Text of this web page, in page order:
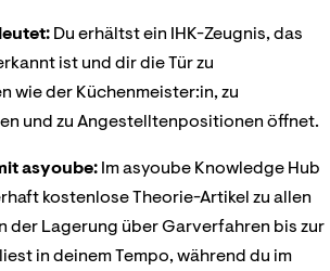
Du erhältst ein IHK-Zeugnis, das
ist und dir die Tür zu
wie der Küchenmeister:in, zu
und zu Angestelltenpositionen öffnet.
asyoube:Im asyoube Knowledge Hub
kostenlose Theorie-Artikel zu allen
der Lagerung über Garverfahren bis zur
in deinem Tempo, während du im